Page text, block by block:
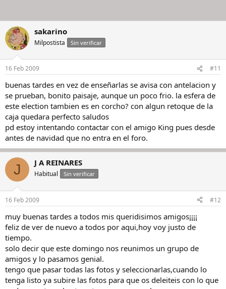
sakarino
Milpostista Sin verificar
16 Feb 2009 #11
buenas tardes en vez de enseñarlas se avisa con antelacion y
se prueban, bonito paisaje, aunque un poco frio. la esfera de
este election tambien es en corcho? con algun retoque de la
caja quedara perfecto saludos
pd estoy intentando contactar con el amigo King pues desde
antes de navidad que no entra en el foro.
J J A REINARES
Habitual Sin verificar
16 Feb 2009 #12
muy buenas tardes a todos mis queridisimos amigos¡¡¡¡
feliz de ver de nuevo a todos por aqui,hoy voy justo de
tiempo.
solo decir que este domingo nos reunimos un grupo de
amigos y lo pasamos genial.
tengo que pasar todas las fotos y seleccionarlas,cuando lo
tenga listo ya subire las fotos para que os deleiteis con lo que